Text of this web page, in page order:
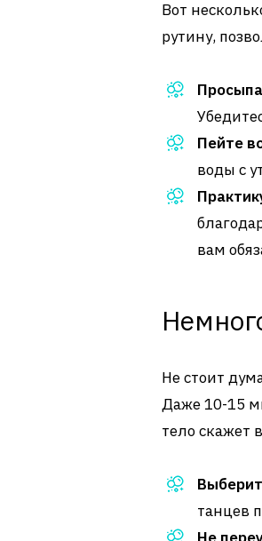
Вот
рутину,
Пейте
воды с
вам
Не стоит
Даже 10-15
тело скажет
танцев